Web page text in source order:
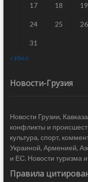
17 18 19
24 25 26
31
« Июл
Новости-Грузия
Новости Грузии,
конфликты и
культура, спорт,
Украиной, Арменией,
и ЕС. Новости туризма
Правила